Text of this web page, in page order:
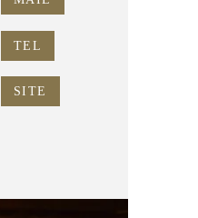
TEL
SITE